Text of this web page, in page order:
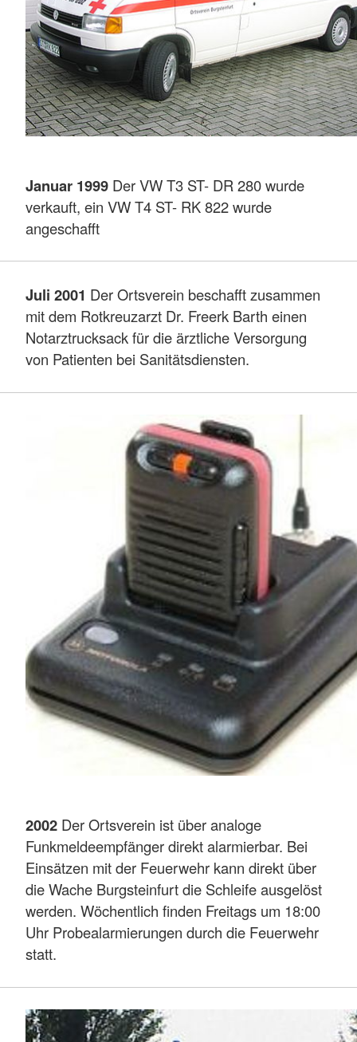
Januar 1999 Der VW T3 ST- DR 280 wurde
verkauft, ein VW T4 ST- RK 822 wurde
angeschafft
Juli 2001 Der Ortsverein beschafft zusammen
mit dem Rotkreuzarzt Dr. Freerk Barth einen
Notarztrucksack für die ärztliche Versorgung
von Patienten bei Sanitätsdiensten.
2002 Der Ortsverein ist über analoge
Funkmeldeempfänger direkt alarmierbar. Bei
Einsätzen mit der Feuerwehr kann direkt über
die Wache Burgsteinfurt die Schleife ausgelöst
werden. Wöchentlich finden Freitags um 18:00
Uhr Probealarmierungen durch die Feuerwehr
statt.